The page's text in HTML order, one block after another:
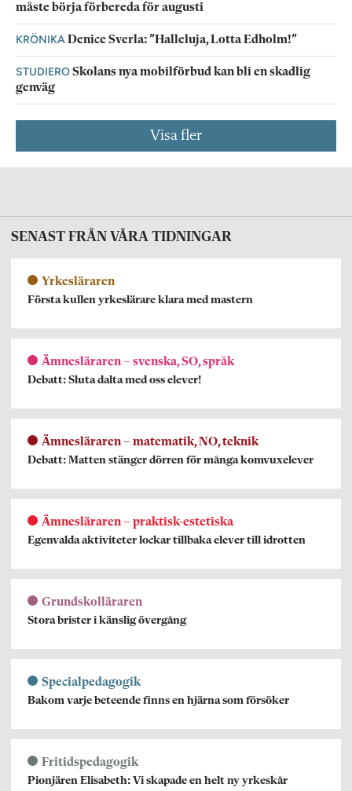
måste börja förbereda för augusti
KRÖNIKA Denice Sverla: ”Halleluja, Lotta Edholm!”
STUDIEROSkolans nya mobilförbud kan bli en skadlig
genväg
Visa fler
SENAST FRÅN VÅRA TIDNINGAR
Yrkesläraren
Första kullen yrkeslärare klara med mastern
Ämnesläraren – svenska, SO, språk
Debatt: Sluta dalta med oss elever!
Ämnesläraren – matematik, NO, teknik
Debatt: Matten stänger dörren för många komvuxelever
Ämnesläraren – praktisk-estetiska
Egenvalda aktiviteter lockar tillbaka elever till idrotten
Grundskolläraren
Stora brister i känslig övergång
Specialpedagogik
Bakom varje beteende finns en hjärna som försöker
Fritidspedagogik
Pionjären Elisabeth: Vi skapade en helt ny yrkeskår